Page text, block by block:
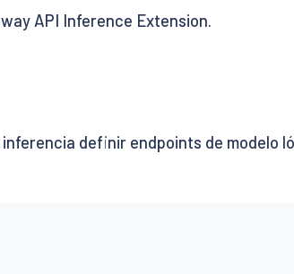
API Inference Extension.
definir endpoints de modelo